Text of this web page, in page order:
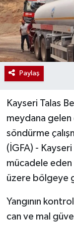
Paylaş
Kayseri Talas
meydana gelen
söndürme
(İGFA) -
mücadele eden
üzere bölgeye
Yangının
can ve mal